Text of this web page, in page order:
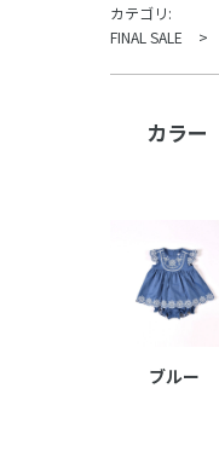
カテゴリ:
FINAL SALE
カラー
ブルー